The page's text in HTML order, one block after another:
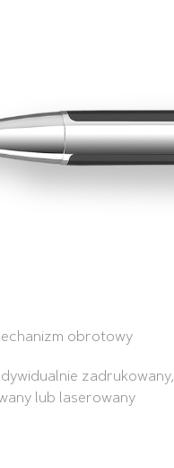
obrotowy
zadrukowany,
lub laserowany